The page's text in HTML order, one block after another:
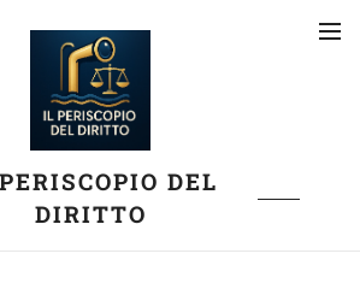
DEL
DIRITTO